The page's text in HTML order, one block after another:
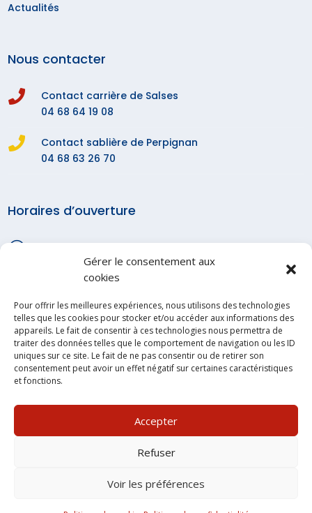
Gérer le consentement aux
cookies
Pour offrir les meilleures expériences, nous utilisons des technologies
telles que les cookies pour stocker et/ou accéder aux informations des
appareils. Le fait de consentir à ces technologies nous permettra de
traiter des données telles que le comportement de navigation ou les ID
uniques sur ce site. Le fait de ne pas consentir ou de retirer son
consentement peut avoir un effet négatif sur certaines caractéristiques
et fonctions.
Accepter
Refuser
Voir les préférences
Actualités
Nous contacter

Contact carrière de Salses
04 68 64 19 08

Contact sablière de Perpignan
04 68 63 26 70
Horaires d’ouverture
}
Lundi – Vendredi
Salses-le-Château :
Perpignan:
07:30 – 12:00 / 13:00 -17:00
}
Samedi – Dimanche
Fermé
Plan du site